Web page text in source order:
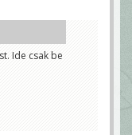
Ide csak be